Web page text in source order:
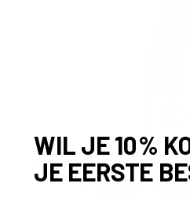
TERROIR
WIL JE 10%
JE EERSTE